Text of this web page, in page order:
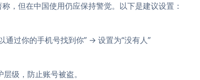
，但在中国使用仍应保持警觉。以下是建议设置：
过你的手机号找到你” → 设置为“没有人”
级，防止账号被盗。